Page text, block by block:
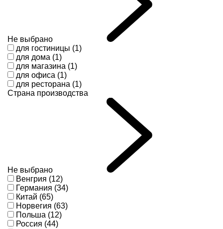
Не выбрано
для гостиницы (1)
для дома (1)
для магазина (1)
для офиса (1)
для ресторана (1)
Страна производства
Не выбрано
Венгрия (12)
Германия (34)
Китай (65)
Норвегия (63)
Польша (12)
Россия (44)